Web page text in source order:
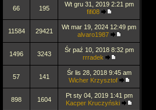
66 195
Wt gru 31, 2019 2:21 pm
fifi08
11584 29421
Wt mar 19, 2024 12:49 pm
alvaro1987
1496 3243
Śr paź 10, 2018 8:32 pm
rrradek
57 141
Śr lis 28, 2018 9:45 am
Wicher Krzysztof
898 1604
Pt sty 04, 2019 1:41 pm
Kacper Kruczyński